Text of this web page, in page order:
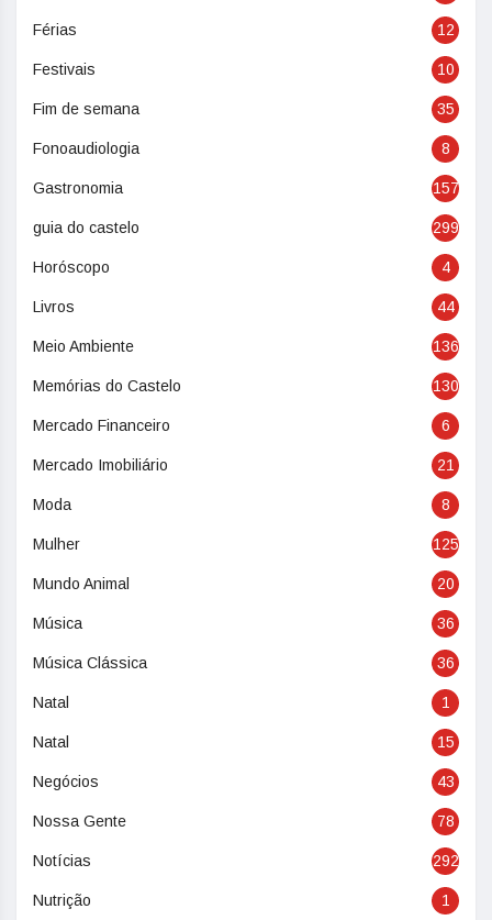
Férias 12
Festivais 10
Fim de semana 35
Fonoaudiologia 8
Gastronomia 157
guia do castelo 299
Horóscopo 4
Livros 44
Meio Ambiente 136
Memórias do Castelo 130
Mercado Financeiro 6
Mercado Imobiliário 21
Moda 8
Mulher 125
Mundo Animal 20
Música 36
Música Clássica 36
Natal 1
Natal 15
Negócios 43
Nossa Gente 78
Notícias 292
Nutrição 1